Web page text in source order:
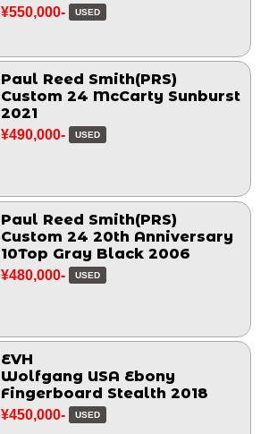
¥550,000- USED
Paul Reed Smith(PRS)
Custom 24 McCarty Sunburst
2021
¥490,000- USED
Paul Reed Smith(PRS)
Custom 24 20th Anniversary
10Top Gray Black 2006
¥480,000- USED
EVH
Wolfgang USA Ebony
Fingerboard Stealth 2018
¥450,000- USED